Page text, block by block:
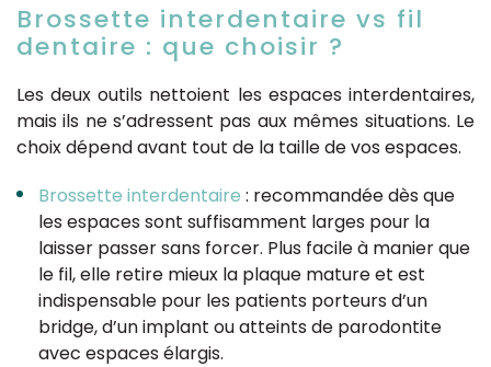
Brossette interdentaire vs fil
dentaire : que choisir ?
Les deux outils nettoient les espaces interdentaires,
mais ils ne s’adressent pas aux mêmes situations. Le
choix dépend avant tout de la taille de vos espaces.
Brossette interdentaire : recommandée dès que
les espaces sont suffisamment larges pour la
laisser passer sans forcer. Plus facile à manier que
le fil, elle retire mieux la plaque mature et est
indispensable pour les patients porteurs d’un
bridge, d’un implant ou atteints de parodontite
avec espaces élargis.